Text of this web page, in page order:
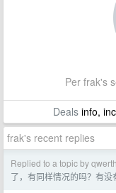
Per frak's
Dealsinfo,
frak's recent replies
Replied to a topic by
了，有同样情况的吗？有没